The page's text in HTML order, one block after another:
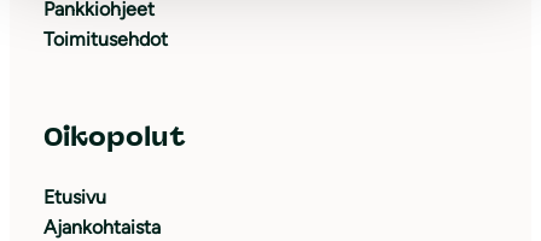
Pankkiohjeet
Toimitusehdot
Oikopolut
Etusivu
Ajankohtaista